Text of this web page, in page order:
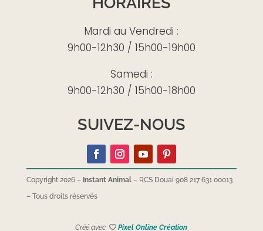
Mardi au Vendredi :
9h00-12h30 / 15h00-19h00
Samedi :
9h00-12h30 / 15h00-18h00
SUIVEZ-NOUS
Copyright 2026 – Instant Animal– RCS Douai 908 217 631 00013
– Tous droits réservés
Créé avec Pixel Online Création